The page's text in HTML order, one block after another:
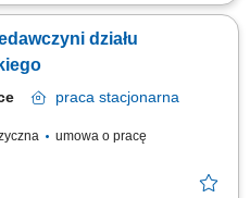
obsługi Klientów
sery itp. monitorowanie
sprzedaż produktów dbałość
działu
praca stacjonarna
umowa o pracę